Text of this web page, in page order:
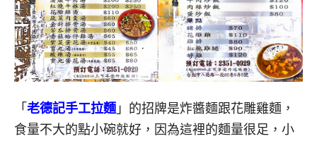
「 老德記手工拉麵」的招牌是炸醬麵跟花雕雞麵，
食量不大的點小碗就好，因為這裡的麵量很足，小